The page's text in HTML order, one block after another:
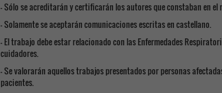
- Sólo se acreditarán y certificarán los autores que constaban en
- Solamente se aceptarán comunicaciones escritas en castellano.
- El trabajo debe estar relacionado con las Enfermedades
cuidadores.
- Se valorarán aquellos trabajos presentados por personas
pacientes.